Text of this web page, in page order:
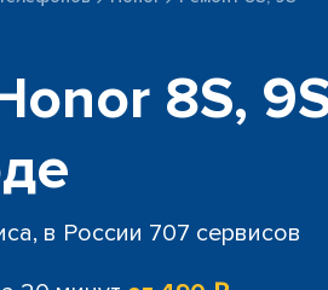
8S,
в России 707 сервисов